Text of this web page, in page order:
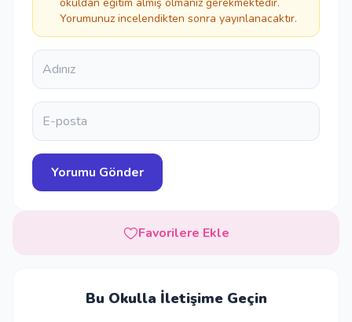
Yorumunuz incelendikten sonra yayınlanacaktır.
Favorilere Ekle
Bu Okulla İletişime Geçin